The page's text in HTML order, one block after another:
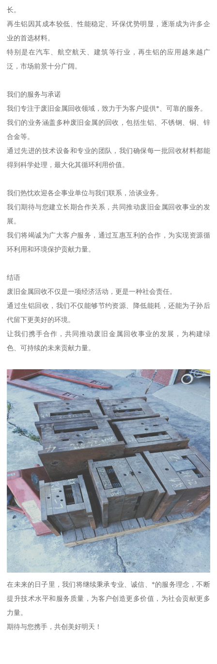
长。
再生铝因其成本较低、性能稳定、环保优势明显，逐渐成为许多企
业的首选材料。
特别是在汽车、航空航天、建筑等行业，再生铝的应用越来越广
泛，市场前景十分广阔。
我们的服务与承诺
我们专注于废旧金属回收领域，致力于为客户提供*、可靠的服务。
我们的业务涵盖多种废旧金属的回收，包括生铝、不锈钢、铜、锌
合金等。
通过先进的技术设备和专业的团队，我们确保每一批回收材料都能
得到科学处理，最大化其循环利用价值。
我们热忱欢迎各企事业单位与我们联系，洽谈业务。
我们期待与您建立长期合作关系，共同推动废旧金属回收事业的发
展。
我们将竭诚为广大客户服务，通过互惠互利的合作，为实现资源循
环利用和环境保护贡献力量。
结语
废旧金属回收不仅是一项经济活动，更是一种社会责任。
通过生铝回收，我们不仅能够节约资源、降低能耗，还能为子孙后
代留下更美好的环境。
让我们携手合作，共同推动废旧金属回收事业的发展，为构建绿
色、可持续的未来贡献力量。
在未来的日子里，我们将继续秉承专业、诚信、*的服务理念，不断
提升技术水平和服务质量，为客户创造更多价值，为社会贡献更多
力量。
期待与您携手，共创美好明天！